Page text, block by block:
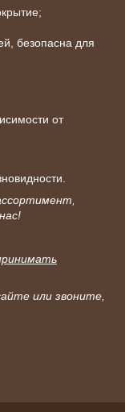
безопасна для
от
или звоните,